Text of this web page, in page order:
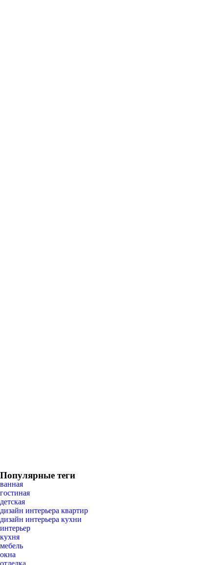
Популярные теги
ванная
гостиная
детская
дизайн интерьера квартир
дизайн интерьера кухни
интерьер
кухня
мебель
окна